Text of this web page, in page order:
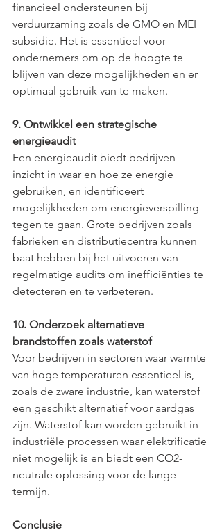
financieel ondersteunen bij
verduurzaming zoals de GMO en MEI
subsidie. Het is essentieel voor
ondernemers om op de hoogte te
blijven van deze mogelijkheden en er
optimaal gebruik van te maken.
9. Ontwikkel een strategische
energieaudit
Een energieaudit biedt bedrijven
inzicht in waar en hoe ze energie
gebruiken, en identificeert
mogelijkheden om energieverspilling
tegen te gaan. Grote bedrijven zoals
fabrieken en distributiecentra kunnen
baat hebben bij het uitvoeren van
regelmatige audits om inefficiënties te
detecteren en te verbeteren.
10. Onderzoek alternatieve
brandstoffen zoals waterstof
Voor bedrijven in sectoren waar warmte
van hoge temperaturen essentieel is,
zoals de zware industrie, kan waterstof
een geschikt alternatief voor aardgas
zijn. Waterstof kan worden gebruikt in
industriële processen waar elektrificatie
niet mogelijk is en biedt een CO2-
neutrale oplossing voor de lange
termijn.
Conclusie